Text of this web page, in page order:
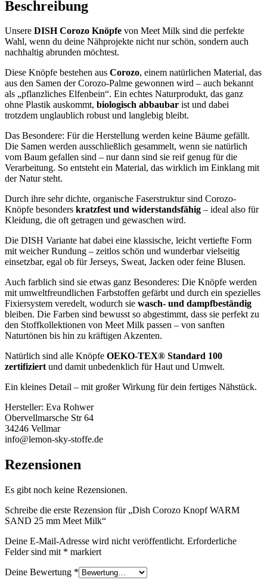
Beschreibung
Unsere DISH Corozo Knöpfe von Meet Milk sind die perfekte
Wahl, wenn du deine Nähprojekte nicht nur schön, sondern auch
nachhaltig abrunden möchtest.
Diese Knöpfe bestehen aus Corozo, einem natürlichen Material, das
aus den Samen der Corozo-Palme gewonnen wird – auch bekannt
als „pflanzliches Elfenbein“. Ein echtes Naturprodukt, das ganz
ohne Plastik auskommt, biologisch abbaubar ist und dabei
trotzdem unglaublich robust und langlebig bleibt.
Das Besondere: Für die Herstellung werden keine Bäume gefällt.
Die Samen werden ausschließlich gesammelt, wenn sie natürlich
vom Baum gefallen sind – nur dann sind sie reif genug für die
Verarbeitung. So entsteht ein Material, das wirklich im Einklang mit
der Natur steht.
Durch ihre sehr dichte, organische Faserstruktur sind Corozo-
Knöpfe besonders kratzfest und widerstandsfähig – ideal also für
Kleidung, die oft getragen und gewaschen wird.
Die DISH Variante hat dabei eine klassische, leicht vertiefte Form
mit weicher Rundung – zeitlos schön und wunderbar vielseitig
einsetzbar, egal ob für Jerseys, Sweat, Jacken oder feine Blusen.
Auch farblich sind sie etwas ganz Besonderes: Die Knöpfe werden
mit umweltfreundlichen Farbstoffen gefärbt und durch ein spezielles
Fixiersystem veredelt, wodurch sie wasch- und dampfbeständig
bleiben. Die Farben sind bewusst so abgestimmt, dass sie perfekt zu
den Stoffkollektionen von Meet Milk passen – von sanften
Naturtönen bis hin zu kräftigen Akzenten.
Natürlich sind alle Knöpfe OEKO-TEX® Standard 100
zertifiziertund damit unbedenklich für Haut und Umwelt.
Ein kleines Detail – mit großer Wirkung für dein fertiges Nähstück.
Hersteller: Eva Rohwer
Obervellmarsche Str 64
34246 Vellmar
info@lemon-sky-stoffe.de
Rezensionen
Es gibt noch keine Rezensionen.
Schreibe die erste Rezension für „Dish Corozo Knopf WARM
SAND 25 mm Meet Milk“
Deine E-Mail-Adresse wird nicht veröffentlicht. Erforderliche
Felder sind mit * markiert
Deine Bewertung *